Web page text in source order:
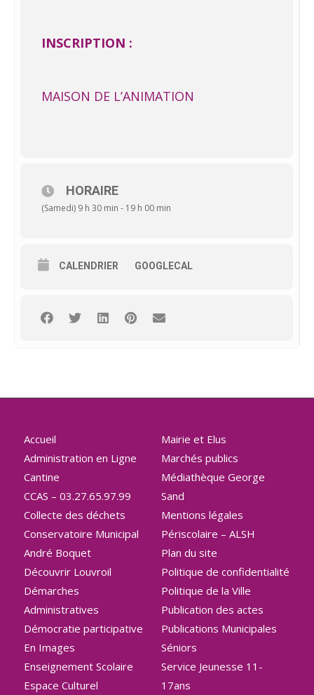
INSCRIPTION :
MAISON DE L’ANIMATION
HORAIRE
(Samedi) 9 h 30 min - 19 h 00 min
CALENDRIER GOOGLECAL
Accueil
Administration en Ligne
Cantine
CCAS – 03.27.65.97.99
Collecte des déchets
Conservatoire Municipal
André Boquet
Découvrir Louvroil
Démarches
Administratives
Démocratie participative
En Images
Enseignement Scolaire
Espace Culturel
Mairie et Elus
Marchés publics
Médiathèque George
Sand
Mentions légales
Périscolaire – ALSH
Plan du site
Politique de confidentialité
Politique de la Ville
Publication des actes
Publications Municipales
Séniors
Service Jeunesse 11-
17ans